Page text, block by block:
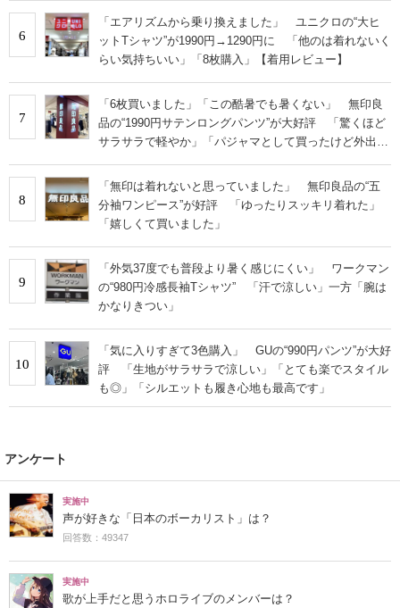
6
「エアリズムから乗り換えました」 ユニクロの“大ヒ
ットTシャツ”が1990円→1290円に 「他のは着れないく
らい気持ちいい」「8枚購入」【着用レビュー】
7
「6枚買いました」「この酷暑でも暑くない」 無印良
品の“1990円サテンロングパンツ”が大好評 「驚くほど
サラサラで軽やか」「パジャマとして買ったけど外出用
8
「無印は着れないと思っていました」 無印良品の“五
分袖ワンピース”が好評 「ゆったりスッキリ着れた」
「嬉しくて買いました」
9
「外気37度でも普段より暑く感じにくい」 ワークマン
の“980円冷感長袖Tシャツ” 「汗で涼しい」一方「腕は
かなりきつい」
10
「気に入りすぎて3色購入」 GUの“990円パンツ”が大好
評 「生地がサラサラで涼しい」「とても楽でスタイル
も◎」「シルエットも履き心地も最高です」
アンケート
実施中
声が好きな「日本のボーカリスト」は？
回答数：49347
実施中
歌が上手だと思うホロライブのメンバーは？